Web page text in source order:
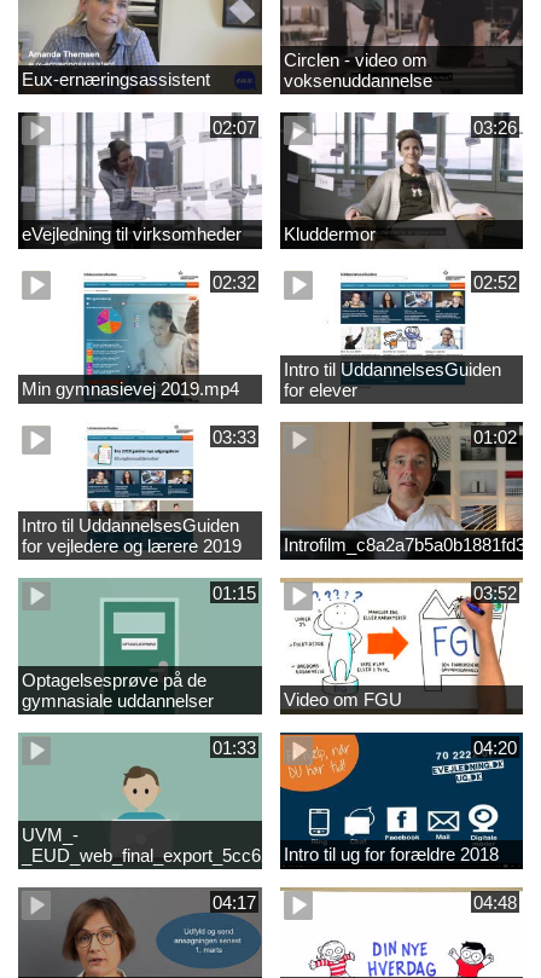
Eux-ernæringsassistent
Circlen - video om
voksenuddannelse
02:07
eVejledning til virksomheder
03:26
Kluddermor
02:32
Min gymnasievej 2019.mp4
02:52
Intro til UddannelsesGuiden
for elever
03:33
Intro til UddannelsesGuiden
for vejledere og lærere 2019
01:02
01:15
Optagelsesprøve på de
gymnasiale uddannelser
03:52
Video om FGU
01:33
UVM_-
04:20
Intro til ug for forældre 2018
04:17 04:48